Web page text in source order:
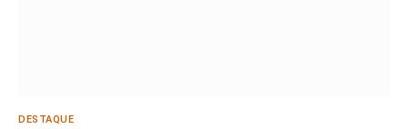
DESTAQUE